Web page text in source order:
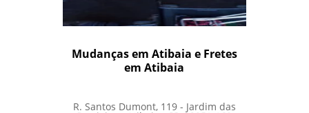
Mudanças em Atibaia e Fretes
em Atibaia
R. Santos Dumont, 119 - Jardim das